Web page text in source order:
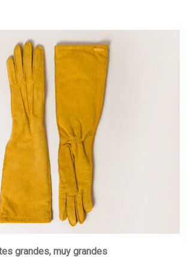
grandes, muy grandes